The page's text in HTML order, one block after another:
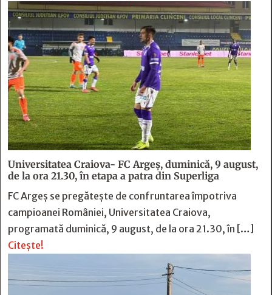
Universitatea Craiova- FC Argeș, duminică, 9 august,
de la ora 21.30, în etapa a patra din Superliga
FC Argeș se pregătește de confruntarea împotriva
campioanei României, Universitatea Craiova,
programată duminică, 9 august, de la ora 21.30, în […]
Citește!